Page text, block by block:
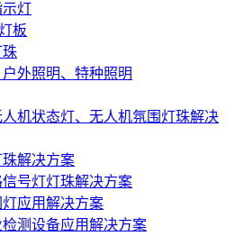
灯
板
珠
外照明、特种照明
机状态灯、无人机氛围灯珠解决
解决方案
号灯灯珠解决方案
应用解决方案
测设备应用解决方案